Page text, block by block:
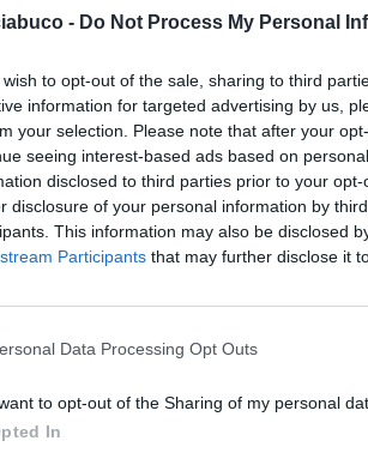
- Do Not Process My Personal
wish to opt-out of the sale, sharing to third
information for targeted advertising by us,
your selection. Please note that after your
seeing interest-based ads based on
disclosed to third parties prior to your
disclosure of your personal information by
This information may also be disclosed
Participants that may further disclose it
Data Processing Opt Outs
to opt-out of the Sharing of my personal
In
13 Marzo 2025 alle ore 22:56·Ti stimo ·
elTigre:👁️👁️ Occhio però a quando ti
13 Marzo 2025 alle ore 22:58·Ti stimo·
GiuBazz:Ma poi bisogna abbassarsi
GiuBazz:Buonanotte
13 Marzo 2025 alle ore 23:00 ·Ti stimo·